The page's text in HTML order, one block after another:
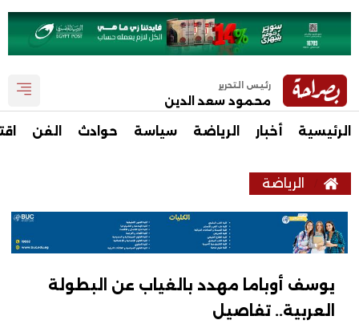
رئيس التحرير
محمود سعد الدين
الرئيسية أخبار الرياضة سياسة حوادث الفن
الرياضة
يوسف أوباما مهدد بالغياب عن البطولة
العربية.. تفاصيل